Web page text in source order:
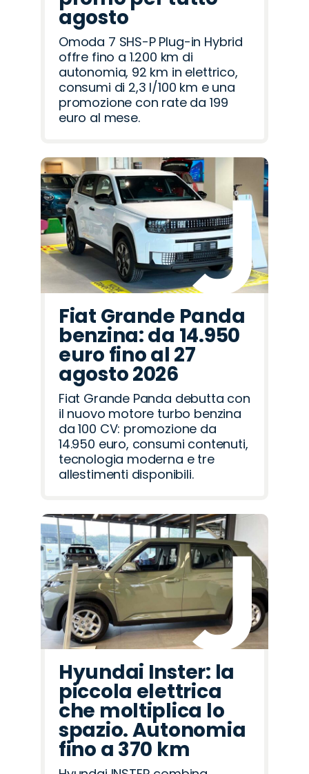
agosto
Omoda 7 SHS-P Plug-in Hybrid
offre fino a 1.200 km di
autonomia, 92 km in elettrico,
consumi di 2,3 l/100 km e una
promozione con rate da 199
euro al mese.
Fiat Grande Panda
benzina: da 14.950
euro fino al 27
agosto 2026
Fiat Grande Panda debutta con
il nuovo motore turbo benzina
da 100 CV: promozione da
14.950 euro, consumi contenuti,
tecnologia moderna e tre
allestimenti disponibili.
Hyundai Inster: la
piccola elettrica
che moltiplica lo
spazio. Autonomia
fino a 370 km